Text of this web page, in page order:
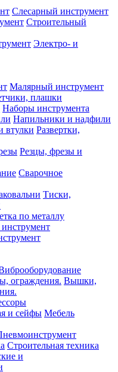
Слесарный инструмент
Строительный
Электро- и
Малярный инструмент
плашки
Наборы инструмента
Напильники и надфили
Развертки,
Резцы, фрезы и
Сварочное
Тиски,
по металлу
Вышки,
Мебель
Строительная техника